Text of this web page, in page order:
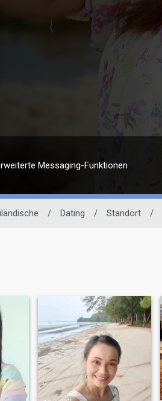
Messaging-Funktionen
/ Dating / Standort /